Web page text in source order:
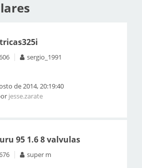
sergio_1991
de 2014, 20:19:40
jesse.zarate
95 1.6 8 valvulas
super m